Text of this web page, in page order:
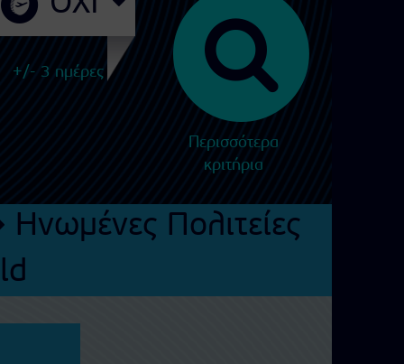
+/- 3 ημέρες
Περισσότερα
κριτήρια
Ηνωμένες Πολιτείες